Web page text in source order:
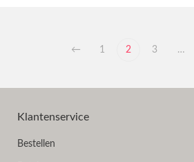
← 1 2 3 …
Klantenservice
Bestellen